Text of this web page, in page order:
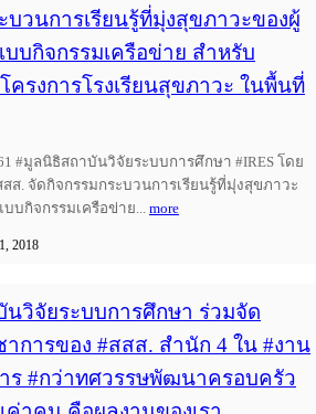
บวนการเรียนรู้ที่มุ่งสุขภาวะของผู้
บบกิจกรรมเครือข่าย สำหรับ
ครงการโรงเรียนสุขภาวะ ในพื้นที่
#มูลนิธิสถาบันวิจัยระบบการศึกษา #IRES โดย
ส. จัดกิจกรรมกระบวนการเรียนรู้ที่มุ่งสุขภาวะ
บกิจกรรมเครือข่าย... more
2018
วิจัยระบบการศึกษา ร่วมจัด
าการของ #สสส. สำนัก 4 ใน #งาน
ร #กว่าทศวรรษพัฒนาครอบครัว